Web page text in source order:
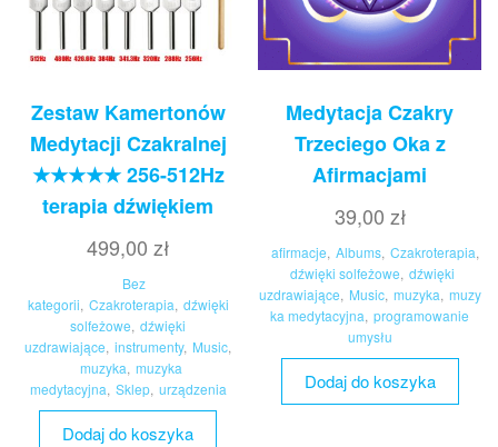
Zestaw Kamertonów
Medytacji Czakralnej
★★★★★ 256-512Hz
terapia dźwiękiem
499,00zł
Bez
kategorii, Czakroterapia, dźwięki
solfeżowe, dźwięki
uzdrawiające, instrumenty, Music,
muzyka, muzyka
medytacyjna, Sklep, urządzenia
Dodaj do koszyka
Medytacja Czakry
Trzeciego Oka z
Afirmacjami
39,00 zł
afirmacje, Albums, Czakroterapia,
dźwięki solfeżowe, dźwięki
uzdrawiające, Music, muzyka, muzy
ka medytacyjna, programowanie
umysłu
Dodaj do koszyka